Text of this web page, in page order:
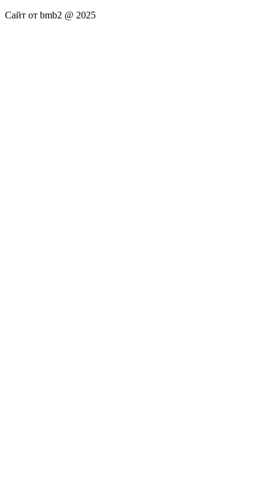
Сайт от bmb2 @ 2025